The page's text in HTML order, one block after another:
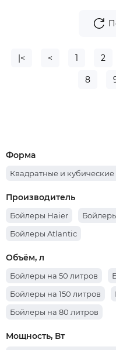
|< < 1 2
8
Форма
Квадратные и
Производитель
Бойлеры Haier
Бойлеры Atlantic
Объём, л
Бойлеры на 50 литров
Бойлеры на 150 литров
Бойлеры на 80 литров
Мощность, Вт